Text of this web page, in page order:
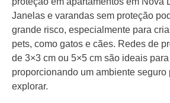
Janelas e varandas sem proteção
grande risco, especialmente para
pets, como gatos e cães. Redes de
de 3×3 cm ou 5×5 cm são ideais
proporcionando um ambiente seguro
explorar.